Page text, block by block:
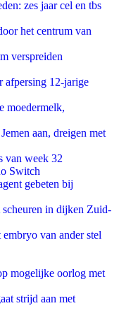
zes jaar cel en tbs
het centrum van
verspreiden
afpersing 12-jarige
moedermelk,
aan, dreigen met
van week 32
Switch
gebeten bij
in dijken Zuid-
van ander stel
mogelijke oorlog met
strijd aan met